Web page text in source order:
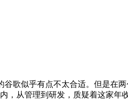
歌似乎有点不太合适。但是在
从管理到研发，质疑着这家年